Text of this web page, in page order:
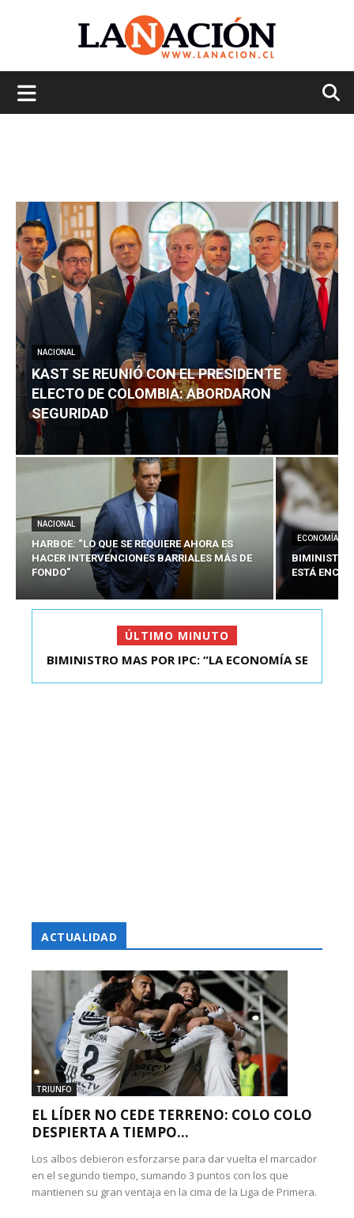
NACIONAL
KAST SE REUNIÓ CON EL PRESIDENTE
ELECTO DE COLOMBIA: ABORDARON
SEGURIDAD
NACIONAL
HARBOE: “LO QUE SE REQUIERE AHORA ES
HACER INTERVENCIONES BARRIALES MÁS DE
FONDO”
ECONOMÍA
BIMINISTRO
ESTÁ
ÚLTIMO MINUTO
KAST SE REUNIÓ CON EL PRESIDENTE ELECTO DE
ACTUALIDAD
TRIUNFO
EL LÍDER NO CEDE TERRENO: COLO COLO
DESPIERTA A TIEMPO...
Los albos debieron esforzarse para dar vuelta el marcador
en el segundo tiempo, sumando 3 puntos con los que
mantienen su gran ventaja en la cima de la Liga de Primera.